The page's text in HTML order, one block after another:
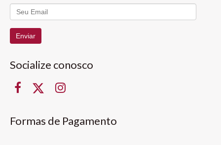
Enviar
Socialize conosco
Formas de Pagamento